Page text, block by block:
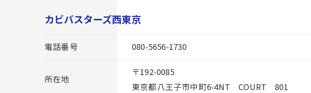
カビバスターズ西東京
電話番号 080-5656-1730
所在地
〒192-0085
東京都八王子市中町6-4NT COURT 801